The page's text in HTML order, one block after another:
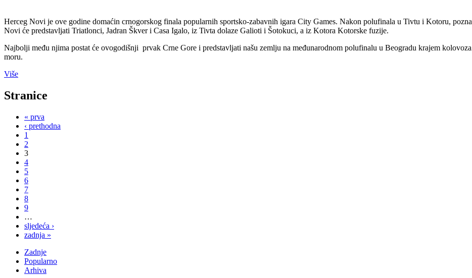
Herceg Novi je ove godine domaćin crnogorskog finala popularnih sportsko-zabavnih igara City Games. Nakon polufinala u Tivtu i Kotoru,
Novi će predstavljati Triatlonci, Jadran Škver i Casa Igalo, iz Tivta dolaze Galioti i Šotokuci, a iz Kotora Kotorske fuzije.
Najbolji među njima postat će ovogodišnji prvak Crne Gore i predstavljati našu zemlju na međunarodnom polufinalu u Beogradu krajem
moru.
Više
Stranice
« prva
‹ prethodna
1
2
3
4
5
6
7
8
9
…
sljedeća ›
zadnja »
Zadnje
Popularno
Arhiva